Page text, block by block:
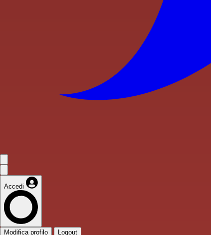
Accedi
Modifica profilo Logout